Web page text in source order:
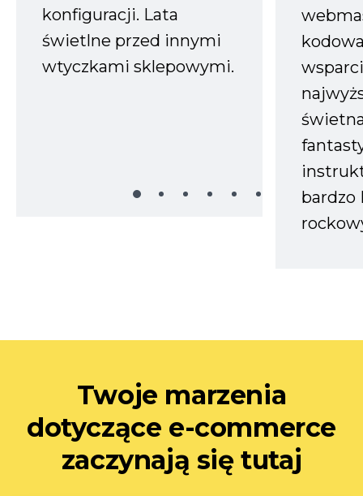
konfiguracji. Lata
świetlne przed innymi
wtyczkami sklepowymi.
bardzo
Twoje marzenia
dotyczące e-commerce
zaczynają się tutaj